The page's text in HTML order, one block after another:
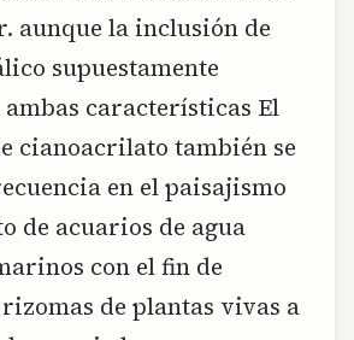
aunque la inclusión de
supuestamente
características El
cianoacrilato también se
en el paisajismo
de acuarios de agua
con el fin de
de plantas vivas a